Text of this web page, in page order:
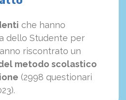
che hanno
dello Studente per
riscontrato un
metodo scolastico
(2998 questionari